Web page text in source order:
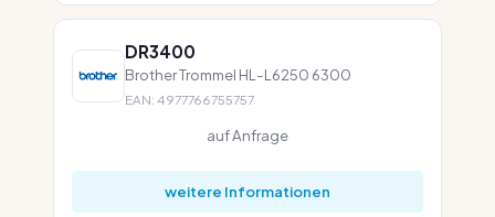
DR3400
Brother Trommel HL-L6250 6300
EAN: 4977766755757
auf Anfrage
weitere Informationen